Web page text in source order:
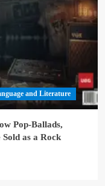
and Literature
Pop-Ballads,
as a Rock